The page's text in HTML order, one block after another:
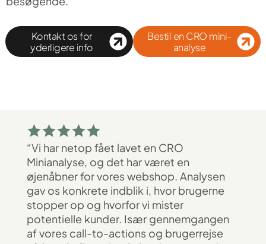
Kontakt os for
yderligere info
Bestil en CRO mini-
analyse
“Vi har netop fået lavet en CRO
Minianalyse, og det har været en
øjenåbner for vores webshop. Analysen
gav os konkrete indblik i, hvor brugerne
stopper op og hvorfor vi mister
potentielle kunder. Især gennemgangen
af vores call-to-actions og brugerrejse